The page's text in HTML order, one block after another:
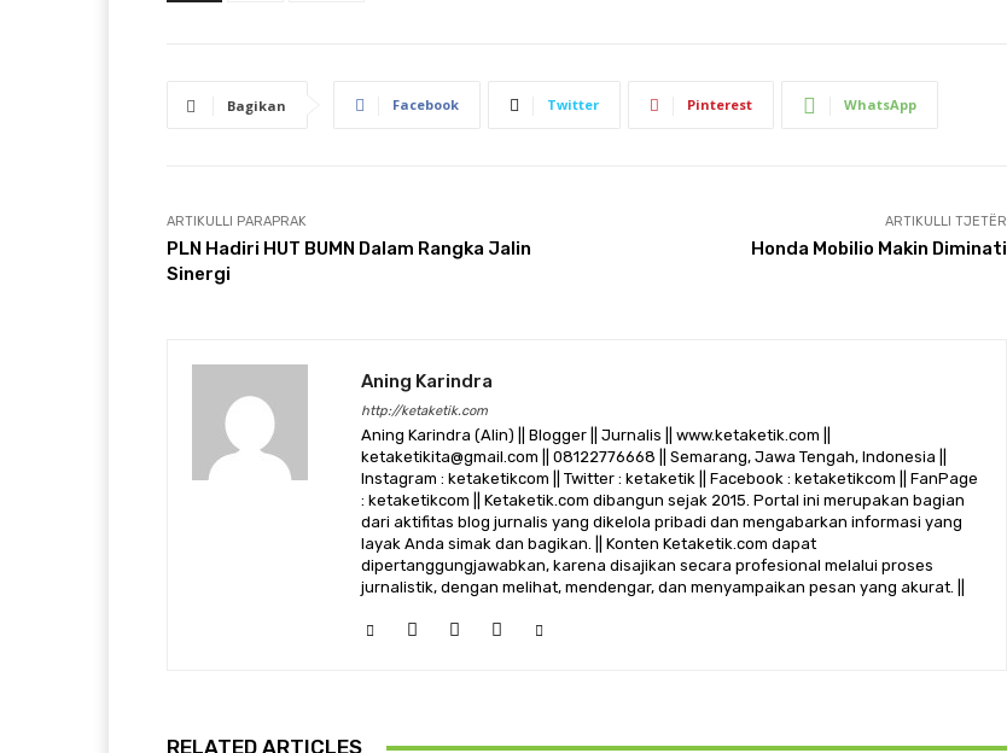
Bagikan Facebook Twitter Pinterest WhatsApp
ARTIKULLI PARAPRAK
PLN Hadiri HUT BUMN Dalam Rangka Jalin
Sinergi
ARTIKULLI TJETËR
Honda Mobilio Makin Diminati‎
Aning Karindra
http://ketaketik.com
Aning Karindra (Alin) || Blogger || Jurnalis || www.ketaketik.com ||
ketaketikita@gmail.com || 08122776668 || Semarang, Jawa Tengah, Indonesia ||
Instagram : ketaketikcom || Twitter : ketaketik || Facebook : ketaketikcom || FanPage
: ketaketikcom || Ketaketik.com dibangun sejak 2015. Portal ini merupakan bagian
dari aktifitas blog jurnalis yang dikelola pribadi dan mengabarkan informasi yang
layak Anda simak dan bagikan. || Konten Ketaketik.com dapat
dipertanggungjawabkan, karena disajikan secara profesional melalui proses
jurnalistik, dengan melihat, mendengar, dan menyampaikan pesan yang akurat. ||
RELATED ARTICLES